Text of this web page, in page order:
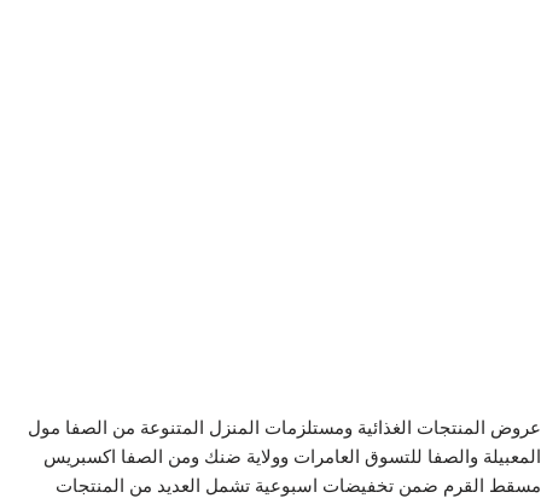
عروض المنتجات الغذائية ومستلزمات المنزل المتنوعة من الصفا مول
المعبيلة والصفا للتسوق العامرات وولاية ضنك ومن الصفا اكسبريس
مسقط القرم ضمن تخفيضات اسبوعية تشمل العديد من المنتجات